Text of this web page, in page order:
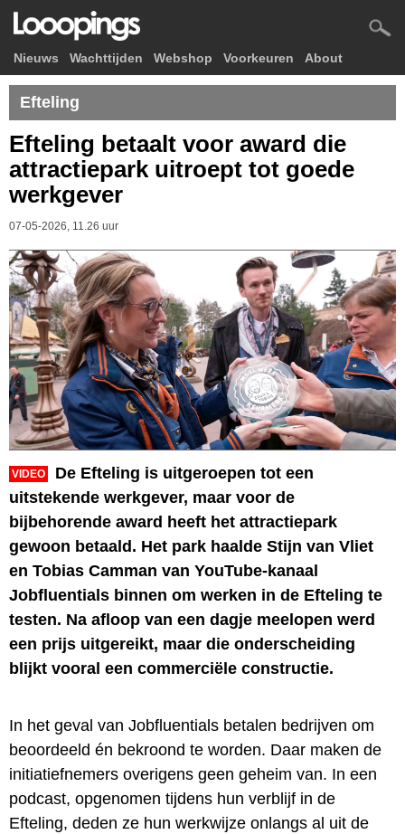
Nieuws Wachttijden Webshop Voorkeuren About
Efteling
Efteling betaalt voor award die
attractiepark uitroept tot goede
werkgever
07-05-2026, 11.26 uur
VIDEO
De Efteling is uitgeroepen tot een
uitstekende werkgever, maar voor de
bijbehorende award heeft het attractiepark
gewoon betaald. Het park haalde Stijn van Vliet
en Tobias Camman van YouTube-kanaal
Jobfluentials binnen om werken in de Efteling te
testen. Na afloop van een dagje meelopen werd
een prijs uitgereikt, maar die onderscheiding
blijkt vooral een commerciële constructie.
In het geval van Jobfluentials betalen bedrijven om
beoordeeld én bekroond te worden. Daar maken de
initiatiefnemers overigens geen geheim van. In een
podcast, opgenomen tijdens hun verblijf in de
Efteling, deden ze hun werkwijze onlangs al uit de